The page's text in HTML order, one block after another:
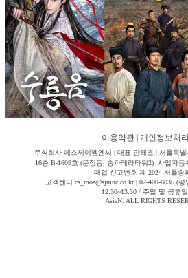
이용약관 개인정보처
주식회사 에스제이엠엔씨 | 대표 안해조 | 서울특
16층 B-1609호 (문정동, 송파테라타워2) 사업자등
매업 신고번호 제-2024-서울송
고객센터 cs_moa@sjmnc.co.kr | 02-400-6036 (
12:30~13:30 / 주말 및 공휴
AsiaN. ALL RIGHTS